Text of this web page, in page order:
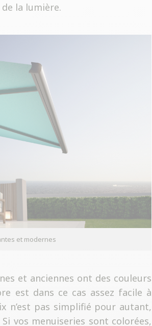
la lumière.
et modernes
et anciennes ont des couleurs
est dans ce cas assez facile à
n’est pas simplifié pour autant,
vos menuiseries sont colorées,